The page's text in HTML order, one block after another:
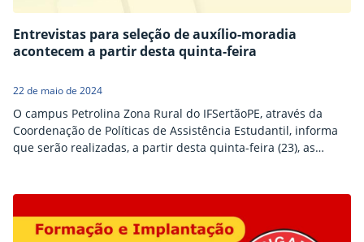
Entrevistas para seleção de auxílio-moradia
acontecem a partir desta quinta-feira
22 de maio de 2024
O campus Petrolina Zona Rural do IFSertãoPE, através da
Coordenação de Políticas de Assistência Estudantil, informa
que serão realizadas, a partir desta quinta-feira (23), as
social, através de telefone (a ligação será realizada pela
própria assistente social). Todas as informações relativas à
seleção para…